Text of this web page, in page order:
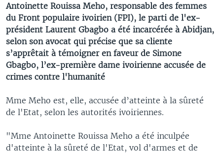
Antoinette Rouissa Meho, responsable des femmes
du Front populaire ivoirien (FPI), le parti de l'ex-
président Laurent Gbagbo a été incarcérée à Abidjan,
selon son avocat qui précise que sa cliente
s’apprêtait à témoigner en faveur de Simone
Gbagbo, l’ex-première dame ivoirienne accusée de
crimes contre l'humanité
Mme Meho est, elle, accusée d’atteinte à la sûreté
de l'Etat, selon les autorités ivoiriennes.
"Mme Antoinette Rouissa Meho a été inculpée
d'atteinte à la sûreté de l'Etat, vol d'armes et de